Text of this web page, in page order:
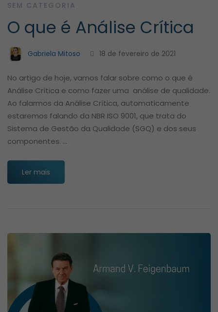
SEM CATEGORIA
O que é Análise Crítica
Gabriela Mitoso 18 de fevereiro de 2021
No artigo de hoje, vamos falar sobre como o que é
Análise Crítica e como fazer uma análise de qualidade.
Ao falarmos da Análise Crítica, automaticamente
estaremos falando da NBR ISO 9001, que trata do
Sistema de Gestão da Qualidade (SGQ) e dos seus
componentes. …
Ler mais